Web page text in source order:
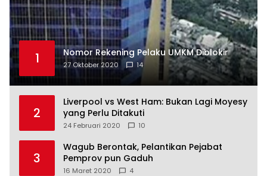
1 Nomor Rekening Pelaku UMKM Diblokir
27 Oktober 2020 14
2
Liverpool vs West Ham: Bukan Lagi Moyesy
yang Perlu Ditakuti
24 Februari 2020 10
3
Wagub Berontak, Pelantikan Pejabat
Pemprov pun Gaduh
16 Maret 2020 4